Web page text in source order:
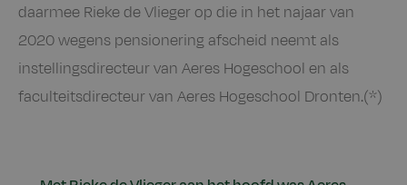
daarmee Rieke de Vlieger op die in het najaar van
2020 wegens pensionering afscheid neemt als
instellingsdirecteur van Aeres Hogeschool en als
faculteitsdirecteur van Aeres Hogeschool Dronten.(*)